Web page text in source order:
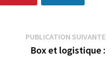
:
PUBLICATION SUIVANTE
Box et logistique :